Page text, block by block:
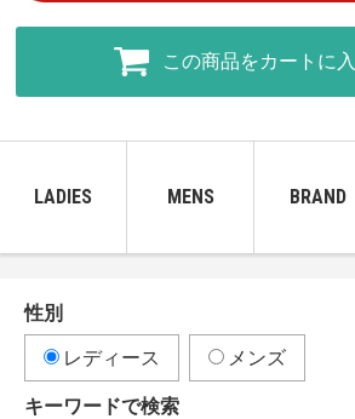
この商品をカートに
LADIES MENS BRAND
性別
レディース メンズ
キーワードで検索